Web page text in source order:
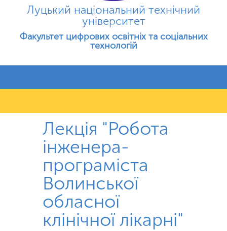
Луцький національний технічний
університет
Факультет цифрових освітніх та соціальних
технологій
Студенту
Абітурієнту
Контакти
Лекція "Робота
інженера-
програміста
Волинської
обласної
клінічної лікарні"